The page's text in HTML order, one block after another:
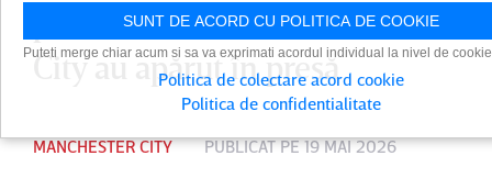
plecarea sa de la Manchester
City au apărut în presă
MANCHESTER CITY PUBLICAT PE 19 MAI 2026
SUNT DE ACORD CU POLITICA DE COOKIE
Puteti merge chiar acum si sa va exprimati acordul individual la nivel de
Politica de colectare acord cookie
Politica de confidentialitate